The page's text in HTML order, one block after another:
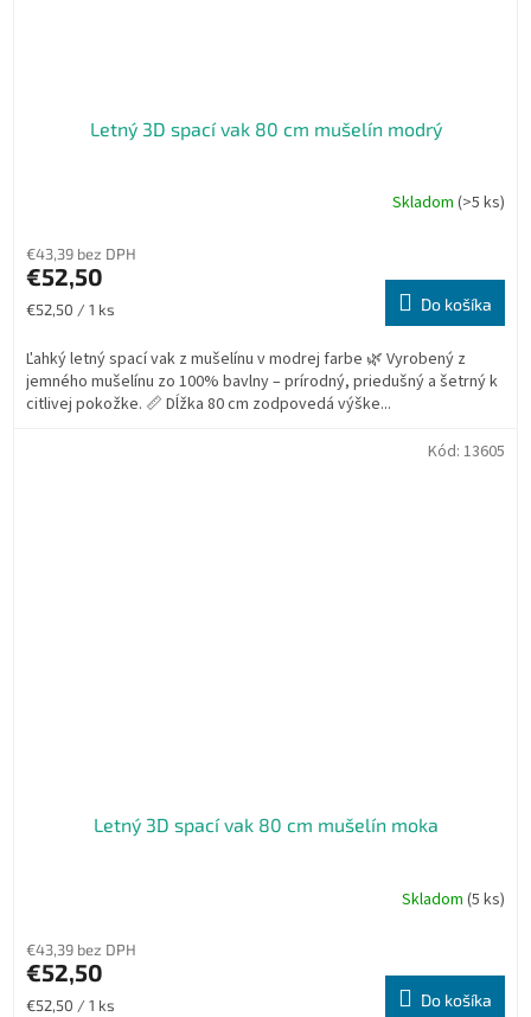
Letný 3D spací vak 80 cm mušelín modrý
Skladom (>5 ks)
€43,39 bez DPH
€52,50
Jednotková
€52,50 / 1 ks Do košíka
Ľahký letný spací vak z mušelínu v modrej farbe 🌿 Vyrobený z
jemného mušelínu zo 100% bavlny – prírodný, priedušný a šetrný k
citlivej pokožke. 📏 Dĺžka 80 cm zodpovedá výške...
Letný 3D spací vak 80 cm mušelín moka
Skladom (5 ks)
€43,39 bez DPH
€52,50
Jednotková
€52,50 / 1 ks Do košíka
Kód: 13605